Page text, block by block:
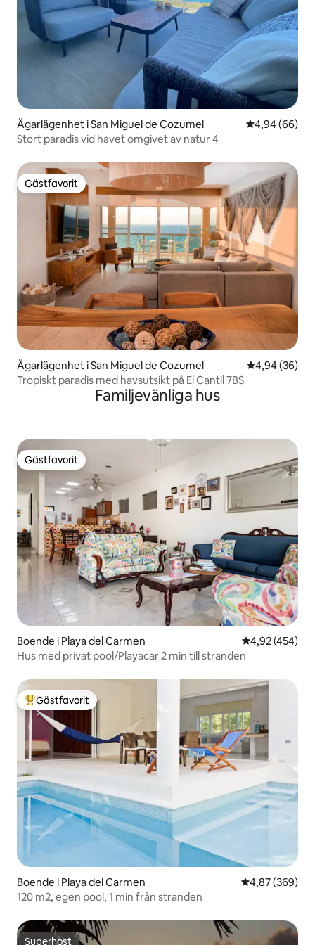
Ägarlägenhet i San Miguel de Cozumel 4,94 av 5 i
4,94 (66)
Stort paradis vid havet omgivet av natur 4
Gästfavorit
Gästfavorit
Ägarlägenhet i San Miguel de Cozumel 4,94 av 5 i
4,94 (36)
Tropiskt paradis med havsutsikt på El Cantil 7BS
Familjevänliga hus
Gästfavorit
Gästfavorit
Boende i Playa del Carmen 4,92 av 5 i
4,92 (454)
Hus med privat pool/Playacar 2 min till stranden
Populär gästfavorit
Gästfavorit
Boende i Playa del Carmen 4,87 av 5 i
4,87 (369)
120 m2, egen pool, 1 min från stranden
Superhost